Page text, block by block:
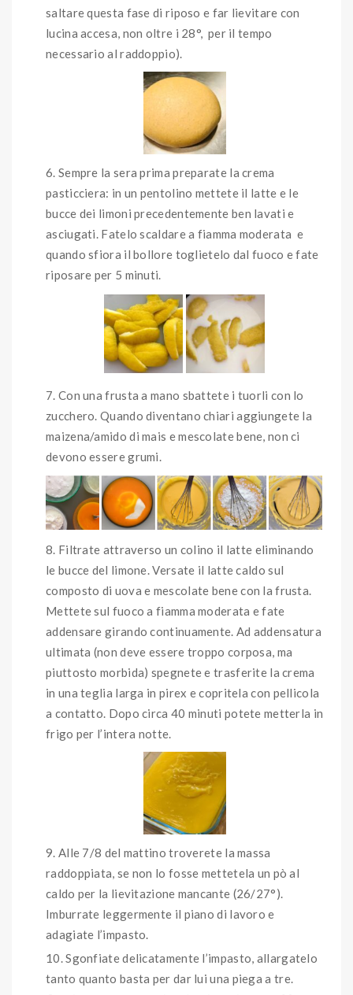
saltare questa fase di riposo e far lievitare con
lucina accesa, non oltre i 28°, per il tempo
necessario al raddoppio).
Sempre la sera prima preparate la crema
pasticciera: in un pentolino mettete il latte e le
bucce dei limoni precedentemente ben lavati e
asciugati. Fatelo scaldare a fiamma moderata e
quando sfiora il bollore toglietelo dal fuoco e fate
riposare per 5 minuti.
Con una frusta a mano sbattete i tuorli con lo
zucchero. Quando diventano chiari aggiungete la
maizena/amido di mais e mescolate bene, non ci
devono essere grumi.
Filtrate attraverso un colino il latte eliminando
le bucce del limone. Versate il latte caldo sul
composto di uova e mescolate bene con la frusta.
Mettete sul fuoco a fiamma moderata e fate
addensare girando continuamente. Ad addensatura
ultimata (non deve essere troppo corposa, ma
piuttosto morbida) spegnete e trasferite la crema
in una teglia larga in pirex e copritela con pellicola
a contatto. Dopo circa 40 minuti potete metterla in
frigo per l’intera notte.
Alle 7/8 del mattino troverete la massa
raddoppiata, se non lo fosse mettetela un pò al
caldo per la lievitazione mancante (26/27°).
Imburrate leggermente il piano di lavoro e
adagiate l’impasto.
Sgonfiate delicatamente l’impasto, allargatelo
tanto quanto basta per dar lui una piega a tre.